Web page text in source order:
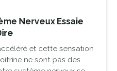
Nerveux Essaie
et cette sensation
ne sont pas des